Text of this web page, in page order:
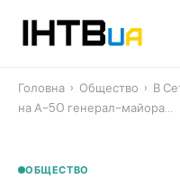
Головна › Общество › В
на А-50 генерал-майора…
ОБЩЕСТВО